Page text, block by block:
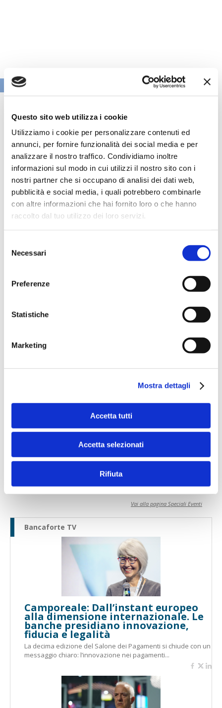
Questo sito web utilizza i cookie
Utilizziamo i cookie per personalizzare contenuti ed
annunci, per fornire funzionalità dei social media e per
analizzare il nostro traffico. Condividiamo inoltre
informazioni sul modo in cui utilizzi il nostro sito con i
nostri partner che si occupano di analisi dei dati web,
pubblicità e social media, i quali potrebbero combinarle
con altre informazioni che hai fornito loro o che hanno
raccolto dal tuo utilizzo dei loro servizi.
delNecessari
Preferenze
Statistiche
Marketing
Mostra dettagli
Accetta tutti
Accetta selezionati
Rifiuta
VAI ALLA SEZIONE BANCHE NEWS
Banche per l'inclusione
Il Salone dei Pagamenti 2025
L’appuntamento internazionale made in Italy sulle frontiere
dell’innovazione nei pagamenti
Vai alla pagina Speciali Eventi
Bancaforte TV
Camporeale: Dall’instant europeo
alla dimensione internazionale. Le
banche presidiano innovazione,
fiducia e legalità
La decima edizione del Salone dei Pagamenti si chiude con un
messaggio chiaro: l’innovazione nei pagamenti...